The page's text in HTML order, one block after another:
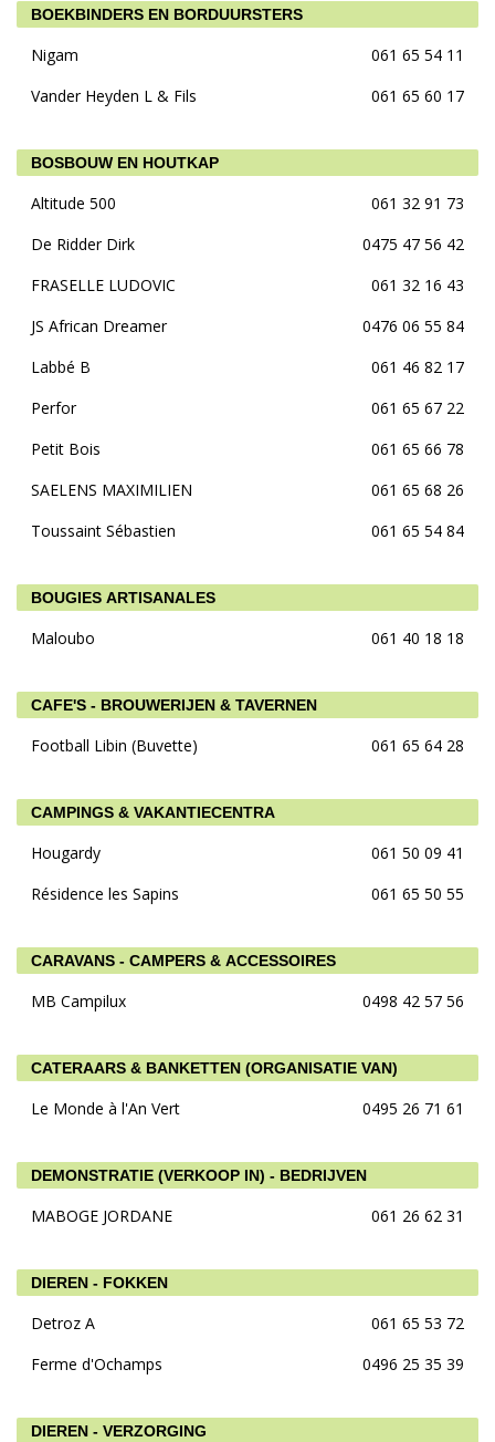
BOEKBINDERS EN BORDUURSTERS
Nigam
061 65 54 11
Vander Heyden L & Fils
061 65 60 17
BOSBOUW EN HOUTKAP
Altitude 500
061 32 91 73
De Ridder Dirk
0475 47 56 42
FRASELLE LUDOVIC
061 32 16 43
JS African Dreamer
0476 06 55 84
Labbé B
061 46 82 17
Perfor
061 65 67 22
Petit Bois
061 65 66 78
SAELENS MAXIMILIEN
061 65 68 26
Toussaint Sébastien
061 65 54 84
BOUGIES ARTISANALES
Maloubo 061 40 18 18
CAFE'S - BROUWERIJEN & TAVERNEN
Football Libin (Buvette) 061 65 64 28
CAMPINGS & VAKANTIECENTRA
Hougardy
061 50 09 41
Résidence les Sapins
061 65 50 55
CARAVANS - CAMPERS & ACCESSOIRES
MB Campilux 0498 42 57 56
CATERAARS & BANKETTEN (ORGANISATIE VAN)
Le Monde à l'An Vert 0495 26 71 61
DEMONSTRATIE (VERKOOP IN) - BEDRIJVEN
MABOGE JORDANE 061 26 62 31
DIEREN - FOKKEN
Detroz A
061 65 53 72
Ferme d'Ochamps
0496 25 35 39
DIEREN - VERZORGING